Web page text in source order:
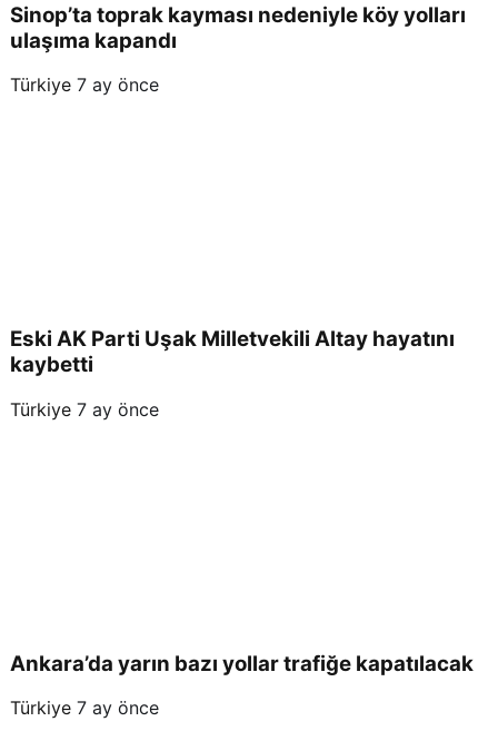
Sinop’ta toprak kayması nedeniyle köy yolları
ulaşıma kapandı
Türkiye 7 ay önce
Eski AK Parti Uşak Milletvekili Altay hayatını
kaybetti
Türkiye 7 ay önce
Ankara’da yarın bazı yollar trafiğe kapatılacak
Türkiye 7 ay önce